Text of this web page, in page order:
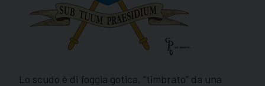
Lo scudo è di foggia gotica, “timbrato” da una